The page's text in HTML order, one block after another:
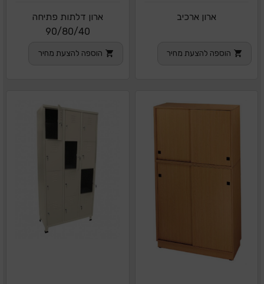
ארון ארכיב
הוספה להצעת מחיר
ארון דלתות פתיחה
90/80/40
הוספה להצעת מחיר